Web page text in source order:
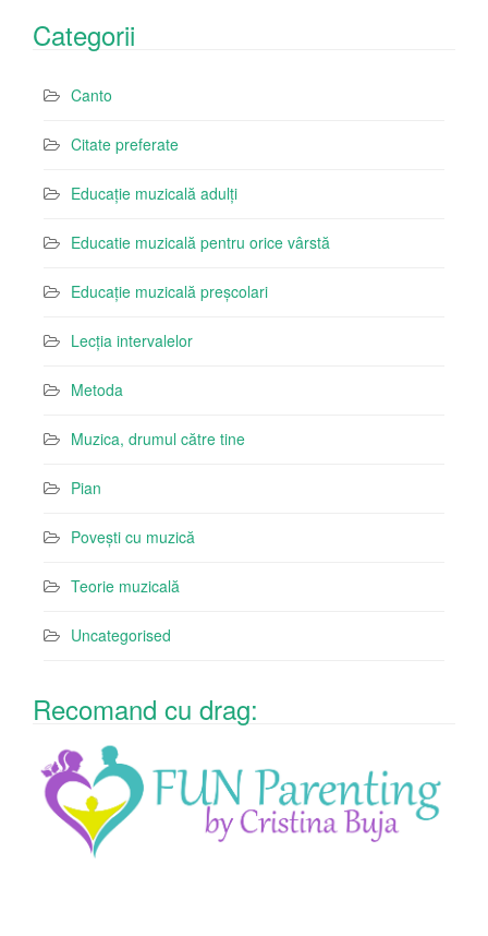
Categorii
Canto
Citate preferate
Educație muzicală adulți
Educatie muzicală pentru orice vârstă
Educație muzicală preșcolari
Lecția intervalelor
Metoda
Muzica, drumul către tine
Pian
Povești cu muzică
Teorie muzicală
Uncategorised
Recomand cu drag: